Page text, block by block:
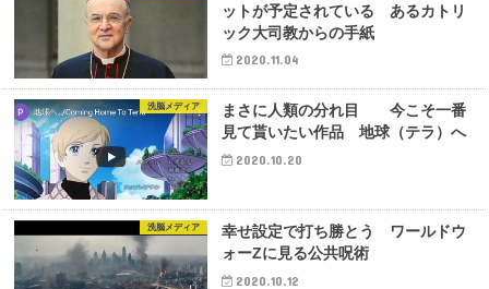
ットが予定されている あるカトリ
ック大司教からの手紙
2020.11.04
洗脳メディア
まさに人類の分れ目 今こそ一番
見て貰いたい作品 地球（テラ）へ
2020.10.20
洗脳メディア
幸せ設定で打ち勝とう ワールドウ
ォーZに見る公共呪術
2020.10.12